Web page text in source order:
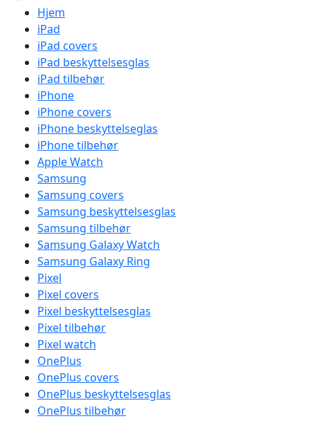
Hjem
iPad
iPad covers
iPad beskyttelsesglas
iPad tilbehør
iPhone
iPhone covers
iPhone beskyttelseglas
iPhone tilbehør
Apple Watch
Samsung
Samsung covers
Samsung beskyttelsesglas
Samsung tilbehør
Samsung Galaxy Watch
Samsung Galaxy Ring
Pixel
Pixel covers
Pixel beskyttelsesglas
Pixel tilbehør
Pixel watch
OnePlus
OnePlus covers
OnePlus beskyttelsesglas
OnePlus tilbehør